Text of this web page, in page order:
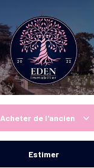
Acheter de l'ancien
Estimer